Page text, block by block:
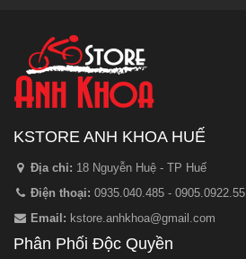
KSTORE ANH KHOA HUẾ
Địa chỉ: 18 Nguyễn Huệ - TP Huế
Điện thoại: 0935.040.485 - 0905.0922.55
Email: kstore.anhkhoa@gmail.com
Phân Phối Độc Quyền